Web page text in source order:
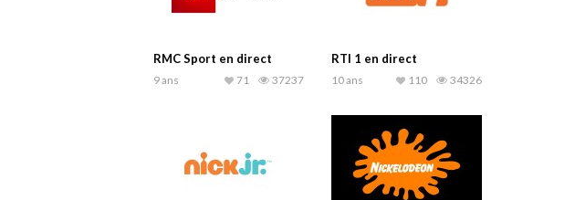
RMC Sport en direct
9 ans 37237
71
RTI 1 en direct
10 ans 34326
110